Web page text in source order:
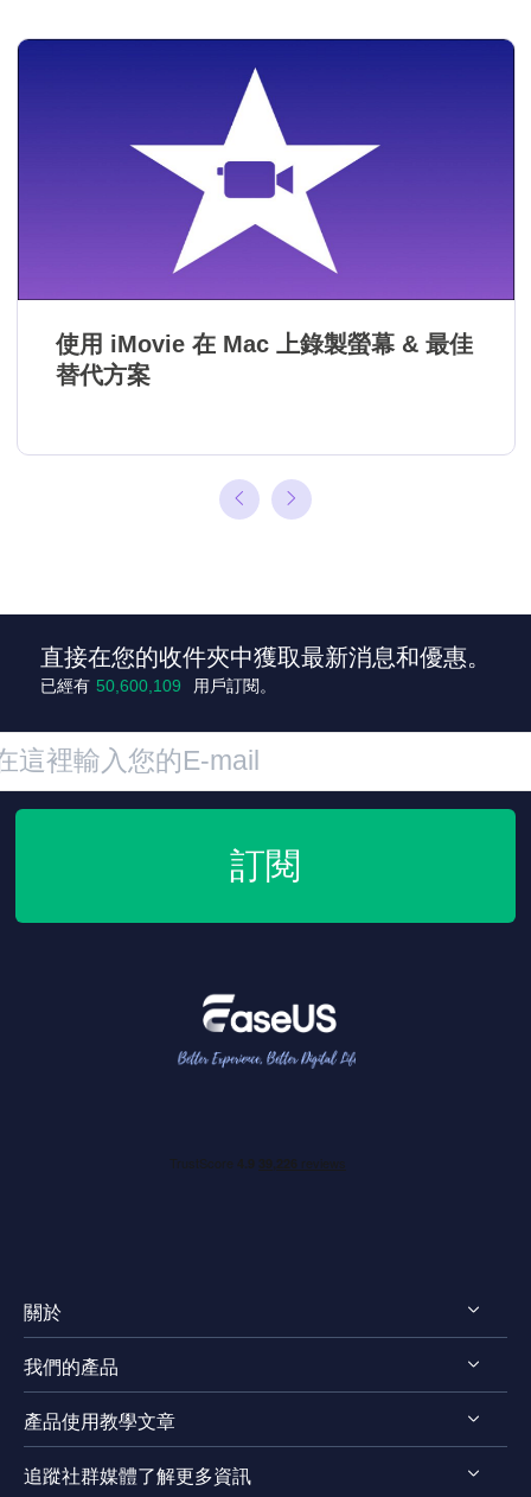
使用 iMovie 在 Mac 上錄製螢幕 & 最佳
替代方案
直接在您的收件夾中獲取最新消息和優惠。
已經有 50,600,109 用戶訂閱。
訂閱
關於
認識EaseUS
評測 & 獎項
法律聲明
我們的產品
RecExperts for Windows
RecExperts for Mac
產品使用教學文章
螢幕錄影軟體
追蹤社群媒體了解更多資訊
+3